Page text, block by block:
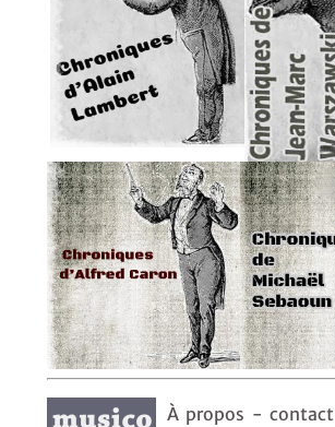
À propos - contact